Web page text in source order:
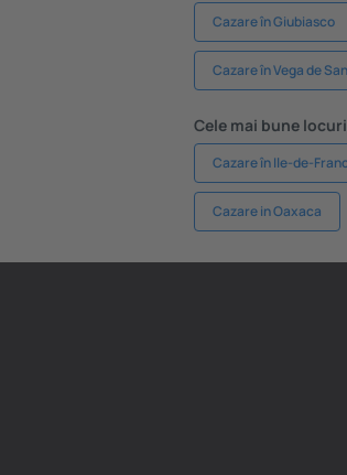
Cazare în Giubiasco
Cazare în Vega de
Cele mai bune
Cazare în Ile-de-
Cazare in Oaxaca